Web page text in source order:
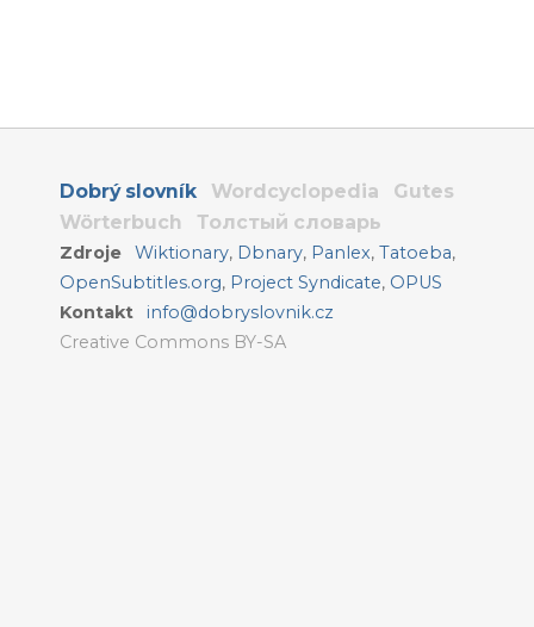
Dobrý slovník Wordcyclopedia
Gutes
Wörterbuch
Толстый словарь
Zdroje Wiktionary, Dbnary, Panlex,Tatoeba,
OpenSubtitles.org, Project Syndicate, OPUS
Kontakt
info@dobryslovnik.cz
Creative Commons BY-SA